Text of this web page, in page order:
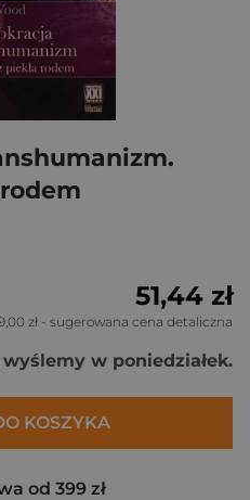
51,44 zł
zł - sugerowana cena detaliczna
w poniedziałek.
KOSZYKA
od 399 zł